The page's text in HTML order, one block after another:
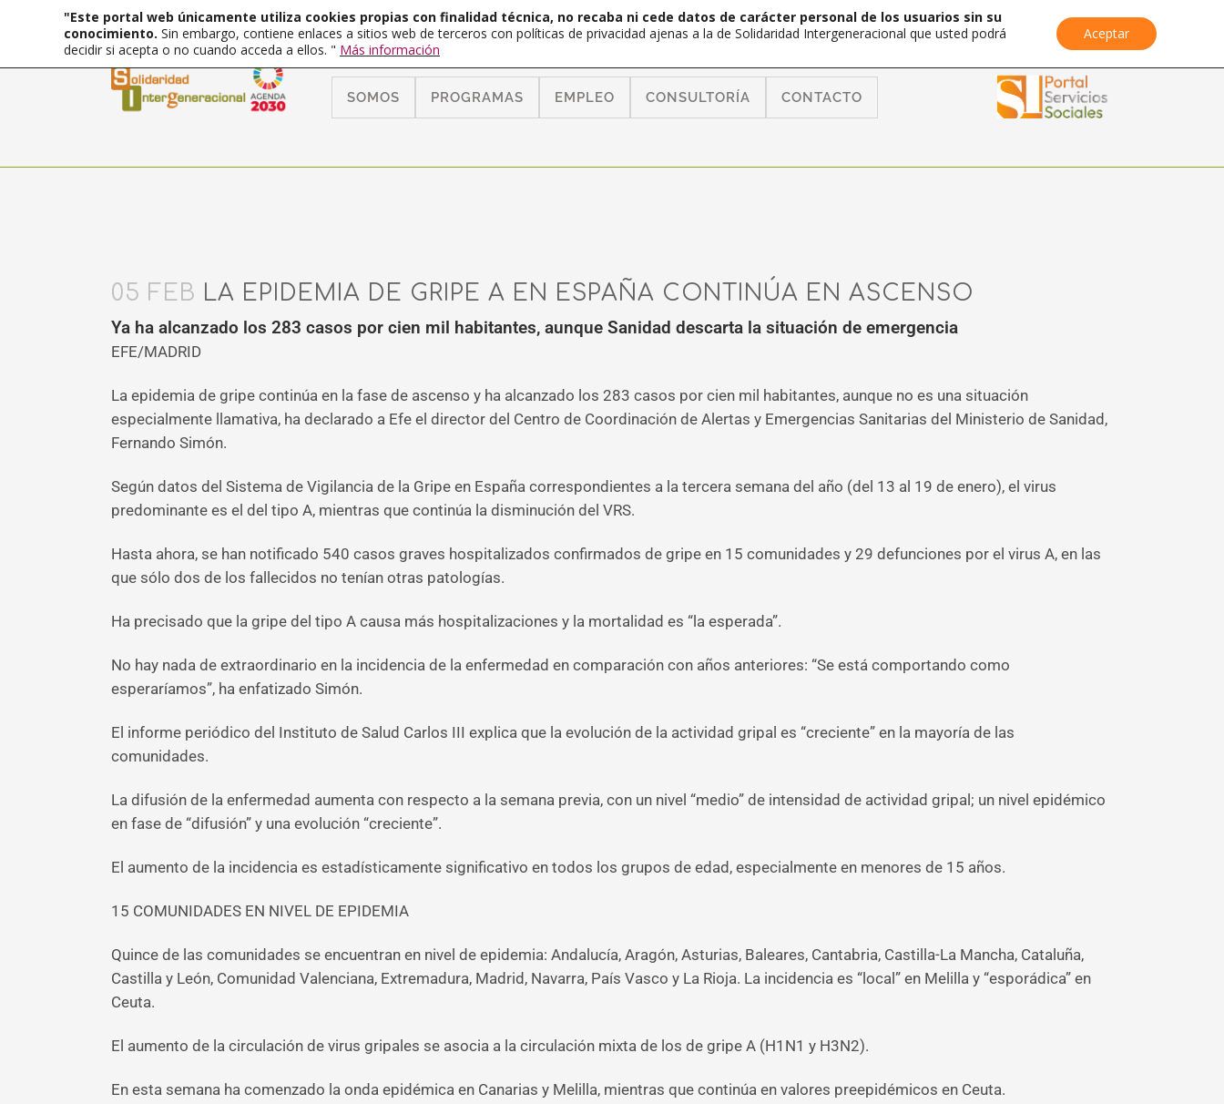
SOMOS PROGRAMAS EMPLEO CONSULTORÍA CONTACTO
05 FEB LA EPIDEMIA DE GRIPE A EN ESPAÑA CONTINÚA EN ASCENSO
Ya ha alcanzado los 283 casos por cien mil habitantes, aunque Sanidad descarta la situación de emergencia
EFE/MADRID
La epidemia de gripe continúa en la fase de ascenso y ha alcanzado los 283 casos por cien mil habitantes, aunque no es una situación
especialmente llamativa, ha declarado a Efe el director del Centro de Coordinación de Alertas y Emergencias Sanitarias del Ministerio de Sanidad,
Fernando Simón.
Según datos del Sistema de Vigilancia de la Gripe en España correspondientes a la tercera semana del año (del 13 al 19 de enero), el virus
predominante es el del tipo A, mientras que continúa la disminución del VRS.
Hasta ahora, se han notificado 540 casos graves hospitalizados confirmados de gripe en 15 comunidades y 29 defunciones por el virus A, en las
que sólo dos de los fallecidos no tenían otras patologías.
Ha precisado que la gripe del tipo A causa más hospitalizaciones y la mortalidad es “la esperada”.
No hay nada de extraordinario en la incidencia de la enfermedad en comparación con años anteriores: “Se está comportando como
esperaríamos”, ha enfatizado Simón.
El informe periódico del Instituto de Salud Carlos III explica que la evolución de la actividad gripal es “creciente” en la mayoría de las
comunidades.
La difusión de la enfermedad aumenta con respecto a la semana previa, con un nivel “medio” de intensidad de actividad gripal; un nivel epidémico
en fase de “difusión” y una evolución “creciente”.
El aumento de la incidencia es estadísticamente significativo en todos los grupos de edad, especialmente en menores de 15 años.
15 COMUNIDADES EN NIVEL DE EPIDEMIA
Quince de las comunidades se encuentran en nivel de epidemia: Andalucía, Aragón, Asturias, Baleares, Cantabria, Castilla-La Mancha, Cataluña,
Castilla y León, Comunidad Valenciana, Extremadura, Madrid, Navarra, País Vasco y La Rioja. La incidencia es “local” en Melilla y “esporádica” en
Ceuta.
El aumento de la circulación de virus gripales se asocia a la circulación mixta de los de gripe A (H1N1 y H3N2).
En esta semana ha comenzado la onda epidémica en Canarias y Melilla, mientras que continúa en valores preepidémicos en Ceuta.
"Este portal web únicamente utiliza cookies propias con finalidad técnica, no recaba ni cede datos de carácter personal de los usuarios sin su
conocimiento. Sin embargo, contiene enlaces a sitios web de terceros con políticas de privacidad ajenas a la de Solidaridad Intergeneracional que usted podrá
decidir si acepta o no cuando acceda a ellos. " Más información
Aceptar